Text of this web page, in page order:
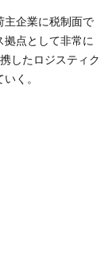
主企業に税制面で
点として非常に
したロジスティク
く。